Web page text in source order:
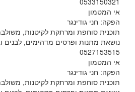
אי המטמון
הפקה: חני גודינגר
תוכנית סוחפת ומרתקת לקיטנות,
נושאת מתנות ופרסים מדהימים, לבנים
0527153515
אי המטמון
הפקה: חני גודינגר
תוכנית סוחפת ומרתקת לקיטנות,